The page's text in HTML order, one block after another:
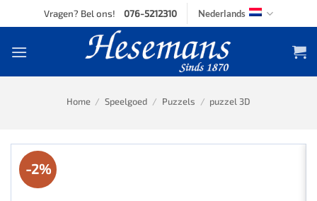
to
Vragen? Bel ons! 076-5212310 Nederlands
Home / Speelgoed / Puzzels / puzzel 3D
-2%